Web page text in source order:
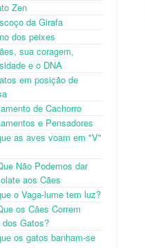
Zen
da Girafa
dos peixes
sua coragem,
e o DNA
em posição de
de Cachorro
e Pensadores
as aves voam em "V"
Não Podemos dar
aos Cães
o Vaga-lume tem luz?
os Cães Correm
dos Gatos?
os gatos banham-se